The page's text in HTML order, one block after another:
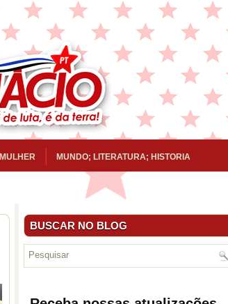
MULHER MUNDO; LITERATURA; HISTORIA
BUSCAR NO BLOG